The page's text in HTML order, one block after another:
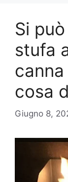
Si
stufa
cosa
Giugno 8,